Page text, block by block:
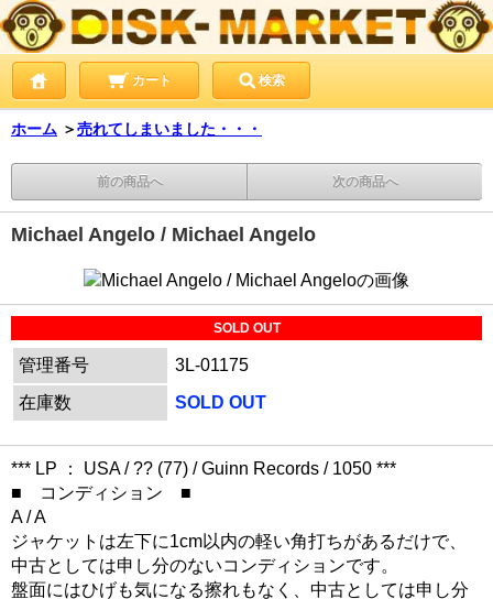
カート 検索
ホーム ＞売れてしまいました・・・
前の商品へ 次の商品へ
Michael Angelo / Michael Angelo
SOLD OUT
管理番号
3L-01175
在庫数
SOLD OUT
*** LP ： USA / ?? (77) / Guinn Records / 1050 ***
■ コンディション ■
A / A
ジャケットは左下に1cm以内の軽い角打ちがあるだけで、
中古としては申し分のないコンディションです。
盤面にはひげも気になる擦れもなく、中古としては申し分